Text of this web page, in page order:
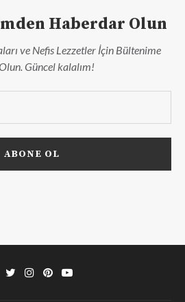
Haberdar Olun
ve Nefis Lezzetler İçin Bültenime
Güncel kalalım!